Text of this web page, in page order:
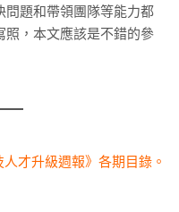
題和帶領團隊等能力都
照，本文應該是不錯的參
人才升級週報》各期目錄。